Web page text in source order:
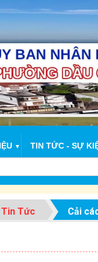
▼ TIN TỨC - SỰ
Tin Tức Cải